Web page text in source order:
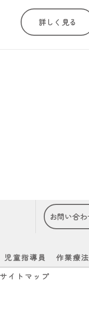
詳しく見る
お問い合
児童指導員 作業療
サイトマップ